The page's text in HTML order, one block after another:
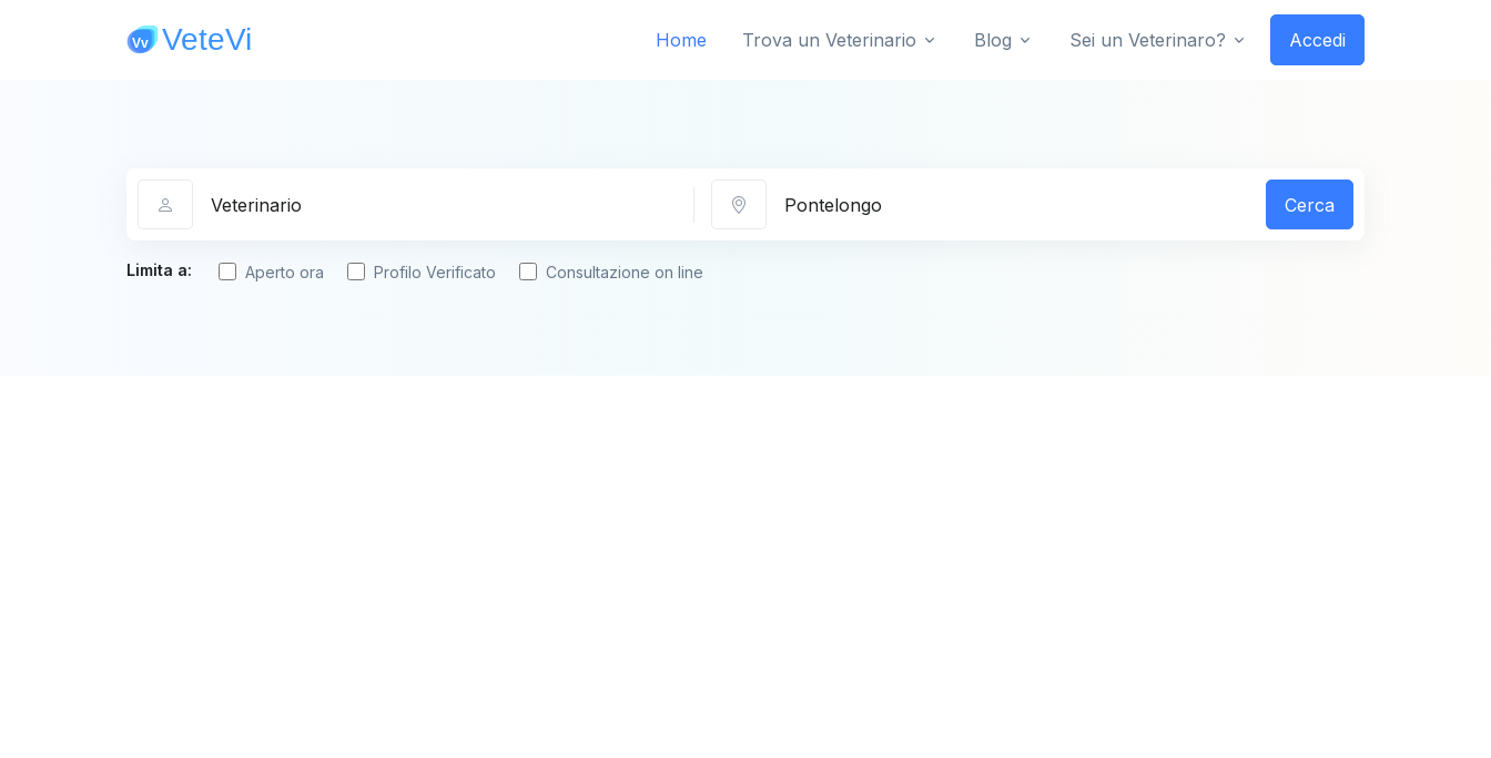
Home Trova un Veterinario Blog Sei un Veterinaro? Accedi
Cerca
Limita a: Aperto ora Profilo Verificato Consultazione on line